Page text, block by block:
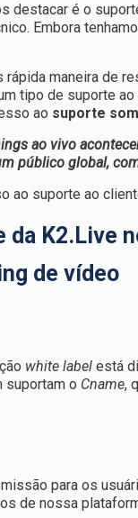
destacar é o
Embora
maneira de
tipo de suporte
ao suporte
ao vivo
público global,
ao suporte ao
da K2.Live
de vídeo
white labelestá
suportam o Cname,
para os
de nossa